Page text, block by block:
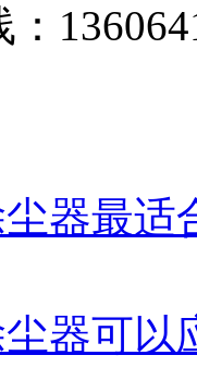
器最适
器可以